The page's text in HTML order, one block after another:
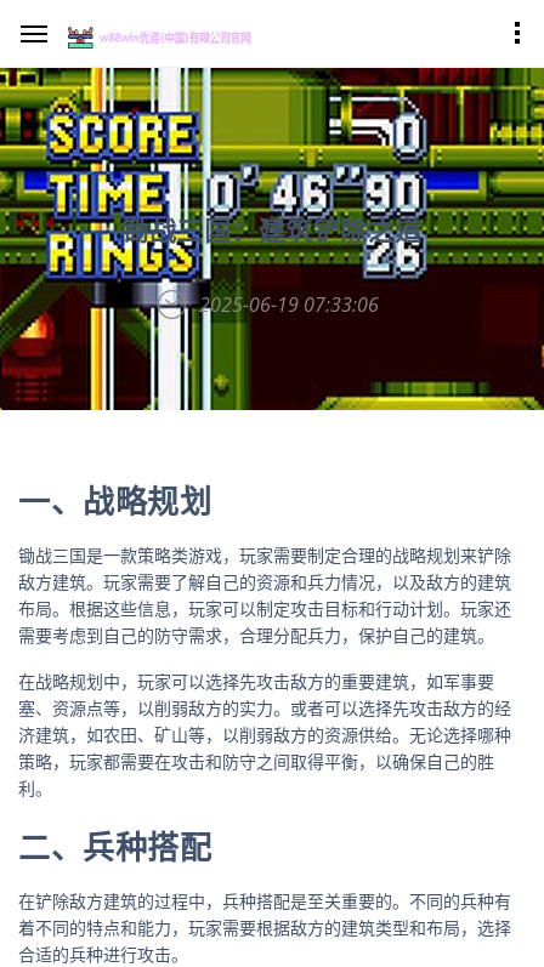
锄战三国：建筑铲除之道
2025-06-19 07:33:06
一、战略规划
锄战三国是一款策略类游戏，玩家需要制定合理的战略规划来铲除
敌方建筑。玩家需要了解自己的资源和兵力情况，以及敌方的建筑
布局。根据这些信息，玩家可以制定攻击目标和行动计划。玩家还
需要考虑到自己的防守需求，合理分配兵力，保护自己的建筑。
在战略规划中，玩家可以选择先攻击敌方的重要建筑，如军事要
塞、资源点等，以削弱敌方的实力。或者可以选择先攻击敌方的经
济建筑，如农田、矿山等，以削弱敌方的资源供给。无论选择哪种
策略，玩家都需要在攻击和防守之间取得平衡，以确保自己的胜
利。
二、兵种搭配
在铲除敌方建筑的过程中，兵种搭配是至关重要的。不同的兵种有
着不同的特点和能力，玩家需要根据敌方的建筑类型和布局，选择
合适的兵种进行攻击。